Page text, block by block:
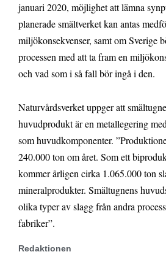
januari 2020, möjlighet att lämna
planerade smältverket kan antas
miljökonsekvenser, samt om Sverige
processen med att ta fram en
och vad som i så fall bör ingå i den.
Naturvårdsverket uppger att
huvudprodukt är en metallegering
som huvudkomponenter.
240.000 ton om året. Som ett
kommer årligen cirka 1.065.000 ton
mineralprodukter. Smältugnens
olika typer av slagg från andra
fabriker”.
Redaktionen